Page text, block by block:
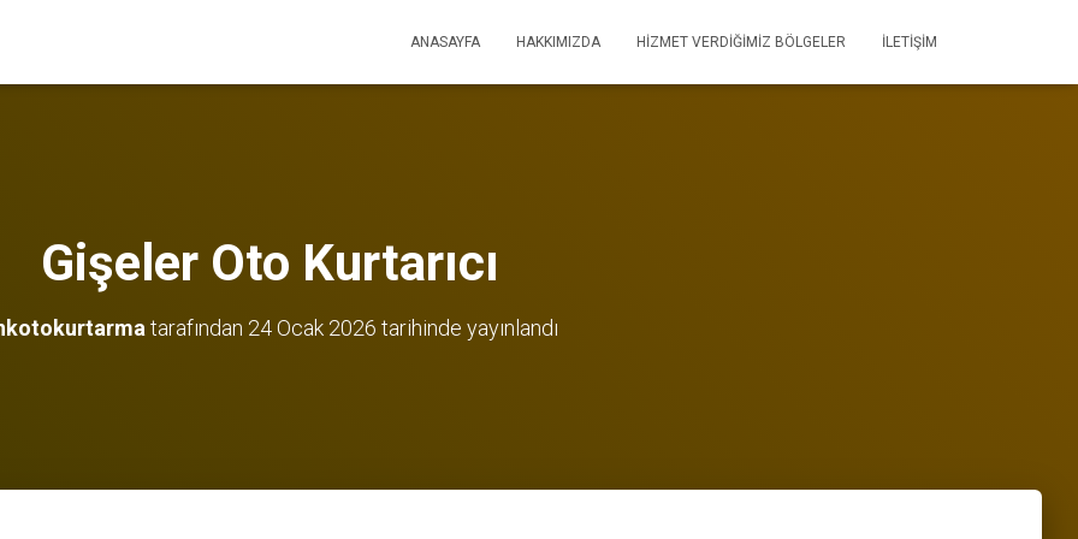
ANASAYFA HAKKIMIZDA HIZMET VERDIĞIMIZ BÖLGELER İLETIŞIM
Gişeler Oto Kurtarıcı
tarafından 24 Ocak 2026 tarihinde yayınlandı